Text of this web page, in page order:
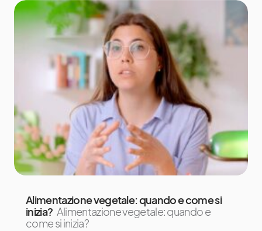
Alimentazione vegetale: quando e come si
inizia? Alimentazione vegetale: quando e
come si inizia?